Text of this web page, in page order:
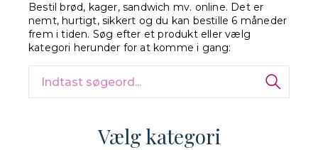
Bestil brød, kager, sandwich mv. online. Det er
nemt, hurtigt, sikkert og du kan bestille 6 måneder
frem i tiden. Søg efter et produkt eller vælg
kategori herunder for at komme i gang:
Vælg kategori